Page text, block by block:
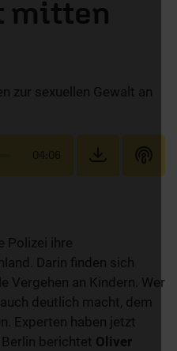
mitten
zur sexuellen Gewalt an
04:06
Polizei ihre
Darin finden sich
Vergehen an Kindern. Wer
deutlich macht, dem
Experten haben jetzt
berichtet Oliver